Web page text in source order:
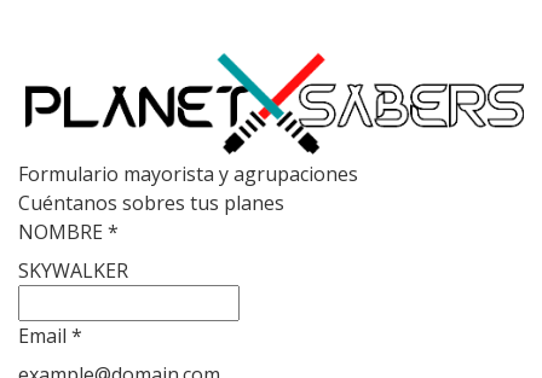
Formulario mayorista y agrupaciones
Cuéntanos sobres tus planes
NOMBRE *
SKYWALKER
Email *